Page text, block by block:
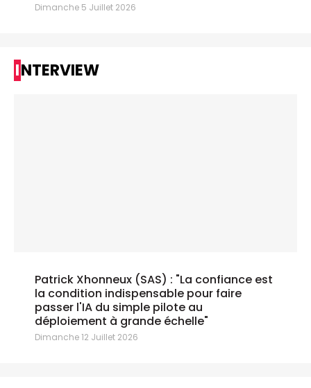
Dimanche 5 Juillet 2026
INTERVIEW
Patrick Xhonneux (SAS) : "La confiance est
la condition indispensable pour faire
passer l'IA du simple pilote au
déploiement à grande échelle"
Dimanche 12 Juillet 2026